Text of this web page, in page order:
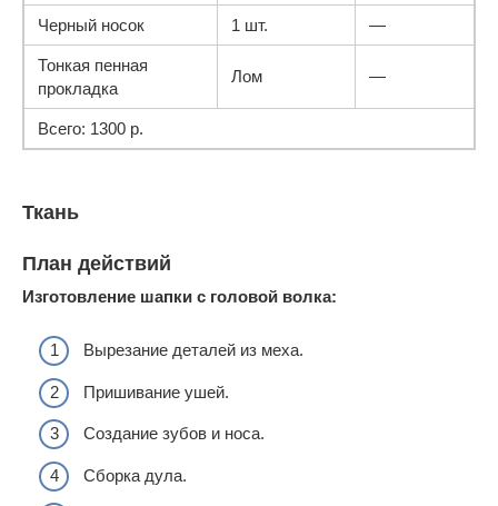
Черный носок 1 шт. —
Тонкая пенная
прокладка
Лом —
Всего: 1300 p.
Ткань
План действий
Изготовление шапки с головой волка:
Вырезание деталей из меха.
Пришивание ушей.
Создание зубов и носа.
Сборка дула.